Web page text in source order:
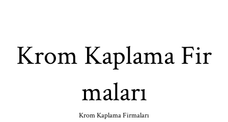
Krom Kaplama Fir
maları
Krom Kaplama Firmaları